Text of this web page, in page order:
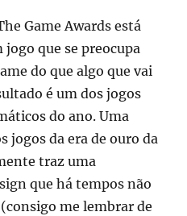
Game Awards está
jogo que se preocupa
do que algo que vai
é um dos jogos
do ano. Uma
jogos da era de ouro da
traz uma
que há tempos não
me lembrar de